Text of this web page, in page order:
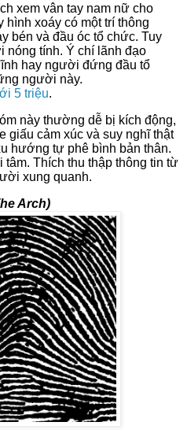
xem vân tay nam nữ cho
xoáy có một trí thông
bén và đầu óc tổ chức. Tuy
nóng tính. Ý chí lãnh đạo
hay người đứng đầu tổ
người này.
5 triệu.
này thường dễ bị kích động,
giấu cảm xúc và suy nghĩ thật
hướng tự phê bình bản thân.
Thích thu thập thông tin từ
xung quanh.
Arch)